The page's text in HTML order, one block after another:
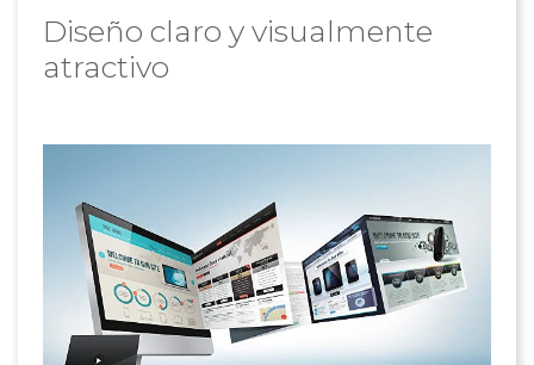
Diseño claro y visualmente
atractivo